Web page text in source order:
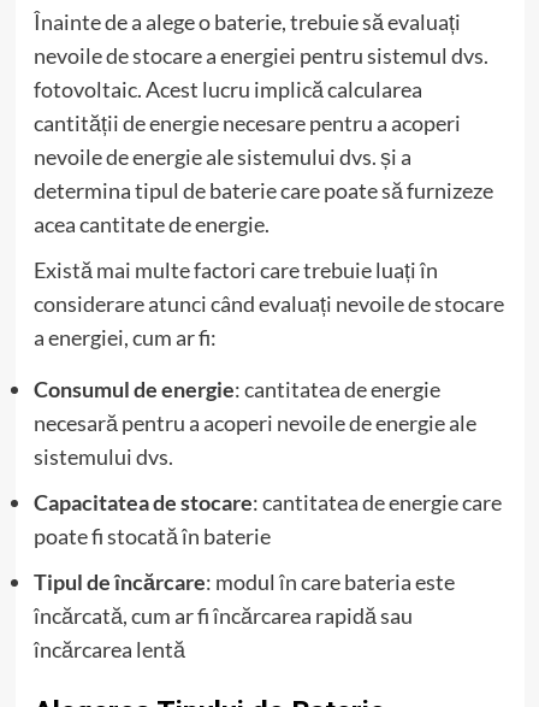
Înainte de a alege o baterie, trebuie să evaluați
nevoile de stocare a energiei pentru sistemul dvs.
fotovoltaic. Acest lucru implică calcularea
cantității de energie necesare pentru a acoperi
nevoile de energie ale sistemului dvs. și a
determina tipul de baterie care poate să furnizeze
acea cantitate de energie.
Există mai multe factori care trebuie luați în
considerare atunci când evaluați nevoile de stocare
a energiei, cum ar fi:
Consumul de energie: cantitatea de energie
necesară pentru a acoperi nevoile de energie ale
sistemului dvs.
Capacitatea de stocare: cantitatea de energie care
poate fi stocată în baterie
Tipul de încărcare: modul în care bateria este
încărcată, cum ar fi încărcarea rapidă sau
încărcarea lentă